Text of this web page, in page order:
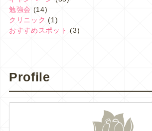
勉強会 (14)
クリニック (1)
おすすめスポット (3)
Profile